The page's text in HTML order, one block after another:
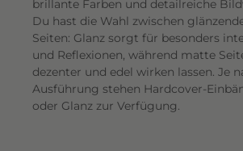
brillante Farben und detailreiche
Du hast die Wahl zwischen
Seiten: Glanz sorgt für besonders
und Reflexionen, während matte
dezenter und edel wirken lassen. Je
Ausführung stehen Hardcover-
oder Glanz zur Verfügung.